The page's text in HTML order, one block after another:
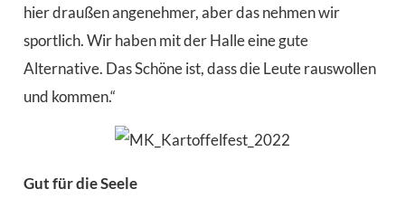
hier draußen angenehmer, aber das nehmen wir
sportlich. Wir haben mit der Halle eine gute
Alternative. Das Schöne ist, dass die Leute rauswollen
und kommen.“
Gut für die Seele